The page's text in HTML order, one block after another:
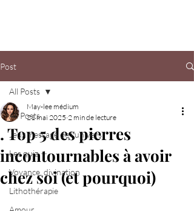
Post
All Posts
Jeux message de l'univers
Les quiz
Voyance, divination
Lithothérapie
All Posts
. Top 5 des pierres
incontournables à avoir
chez soi (et pourquoi)
May-lee médium
21 mai 2025 2 min de lecture